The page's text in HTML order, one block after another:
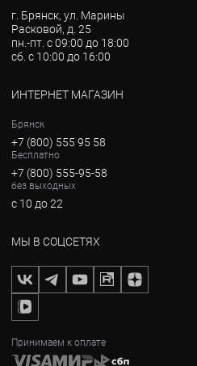
г. Брянск, ул. Марины
Расковой, д. 25
пн.-пт. с 09:00 до 18:00
сб. с 10:00 до 16:00
ИНТЕРНЕТ МАГАЗИН
Брянск
+7 (800) 555 95 58
Бесплатно
+7 (800) 555-95-58
без выходных
с 10 до 22
МЫ В СОЦСЕТЯХ
Принимаем к оплате